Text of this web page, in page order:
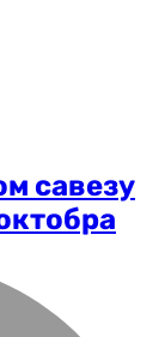
савезу